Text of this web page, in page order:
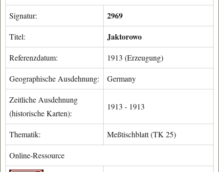
Signatur: 2969
Titel: Jaktorowo
Referenzdatum: 1913 (Erzeugung)
Geographische Ausdehnung: Germany
Zeitliche Ausdehnung
(historische Karten):
1913 - 1913
Thematik: Meßtischblatt (TK 25)
Online-Ressource